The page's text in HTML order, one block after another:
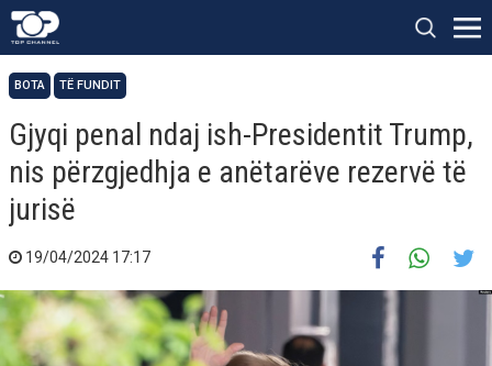
BOTA TË FUNDIT
Gjyqi penal ndaj ish-Presidentit Trump,
nis përzgjedhja e anëtarëve rezervë të
jurisë
19/04/2024 17:17